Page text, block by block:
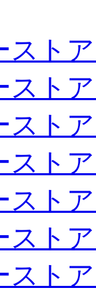
スト
スト
スト
スト
スト
スト
スト